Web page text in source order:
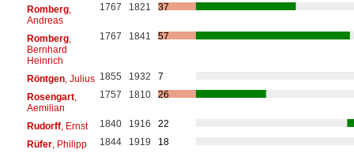
Romberg,
Andreas
1767 1821 37
Romberg,
Bernhard
Heinrich
1767 1841 57
Röntgen, Julius 1855 1932
7
Rosengart,
Aemilian
1757 1810 26
Rudorff, Ernst 1840 1916
22
Rüfer, Philipp 1844 1919
18